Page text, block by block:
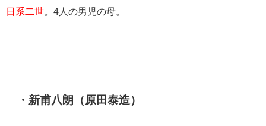
日系二世 。4人の男児の母。
・新甫八朗（原田泰造）